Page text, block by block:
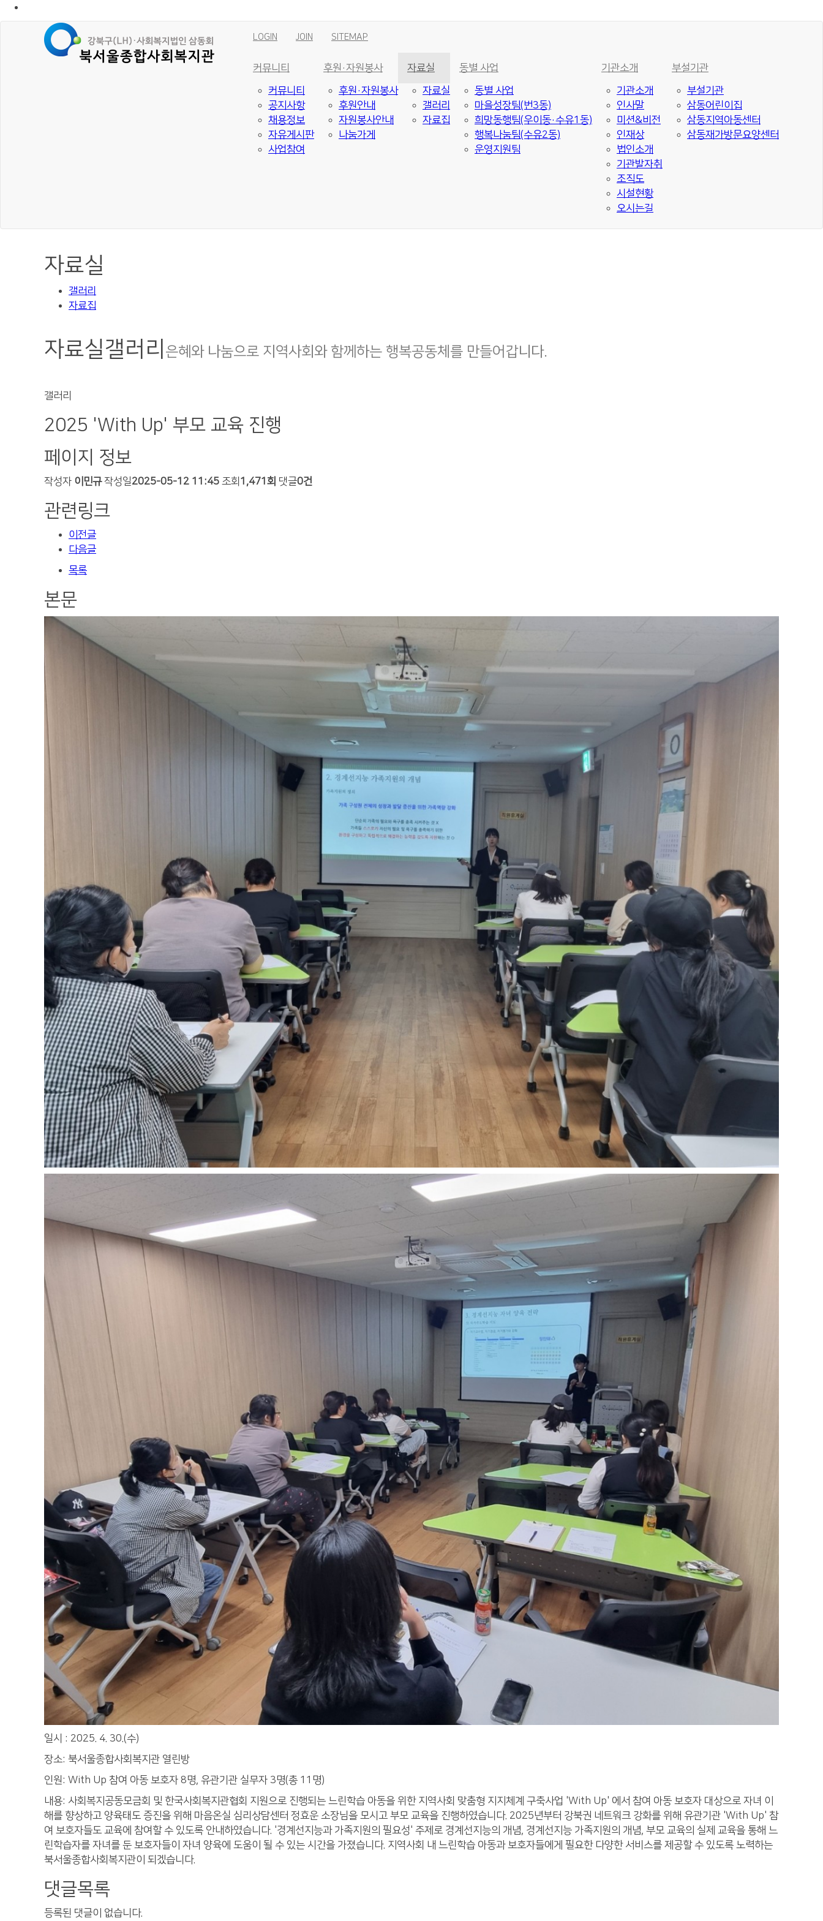
LOGIN JOIN SITEMAP
커뮤니티
커뮤니티
공지사항
채용정보
자유게시판
사업참여
후원·자원봉사
후원·자원봉사
후원안내
자원봉사안내
나눔가게
자료실
자료실
갤러리
자료집
동별 사업
동별 사업
마을성장팀(번3동)
희망동행팀(우이동·수유1동)
행복나눔팀(수유2동)
운영지원팀
기관소개
기관소개
인사말
미션&비전
인재상
법인소개
기관발자취
조직도
시설현황
오시는길
부설기관
부설기관
삼동어린이집
삼동지역아동센터
삼동재가방문요양센터
자료실
갤러리
자료집
자료실갤러리 은혜와 나눔으로 지역사회와 함께하는 행복공동체를 만들어갑니다.
갤러리
2025 'With Up' 부모 교육 진행
페이지 정보
작성자 이민규 작성일2025-05-12 11:45 조회 1,471회 댓글0건
관련링크
이전글
다음글
목록
본문
일시 : 2025. 4. 30.(수)
장소: 북서울종합사회복지관 열린방
인원: With Up 참여 아동 보호자 8명, 유관기관 실무자 3명(총 11명)
내용: 사회복지공동모금회 및 한국사회복지관협회 지원으로 진행되는 느린학습 아동을 위한 지역사회 맞춤형 지지체계 구축사업 'With Up' 에서 참여 아동 보호자 대상으로 자녀 이
해를 향상하고 양육태도 증진을 위해 마음온실 심리상담센터 정효운 소장님을 모시고 부모 교육을 진행하였습니다. 2025년부터 강북권 네트워크 강화를 위해 유관기관 'With Up' 참
여 보호자들도 교육에 참여할 수 있도록 안내하였습니다. '경계선지능과 가족지원의 필요성' 주제로 경계선지능의 개념, 경계선지능 가족지원의 개념, 부모 교육의 실제 교육을 통해 느
린학습자를 자녀를 둔 보호자들이 자녀 양육에 도움이 될 수 있는 시간을 가졌습니다. 지역사회 내 느린학습 아동과 보호자들에게 필요한 다양한 서비스를 제공할 수 있도록 노력하는
북서울종합사회복지관이 되겠습니다.
댓글목록
등록된 댓글이 없습니다.